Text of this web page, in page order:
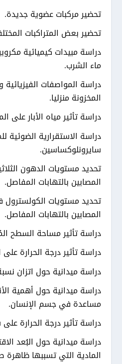
تحضير مركبات عضوية جديدة.
تحضير بعض المتراكبات
دراسة مبيدات كيميائية
ماء الشرب.
دراسة المواصفات الفيزيائية
المخزونة منزليا.
دراسة تأثير مياه الأبار على
دراسة الاستقرارية الضوئية
سايرونلوكساسين.
تحديد مستويات الدهون
المصابين بالتهابات المفاصل.
تحديد مستويات
المصابين بالتهابات المفاصل.
دراسة تأثير مساحة السطح
دراسة تأثير درجة الحرارة على
دراسة ميدانية حول اتزان
دراسة ميدانية حول أهمية
مساعدة في جسم الإنسان.
دراسة تأثير درجة الحرارة
دراسة ميدانية حول البُعد
المادية التي تسببها ظاهرة